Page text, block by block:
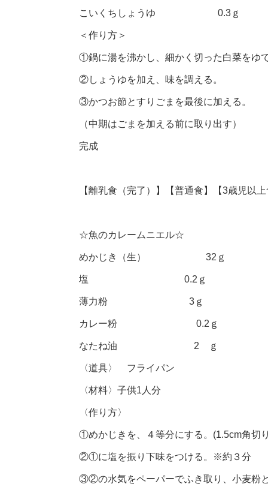
こいくちしょうゆ 0.3ｇ
＜作り方＞
①鍋に湯を沸かし、細かく切った白菜をゆで
②しょうゆを加え、味を調える。
③かつお節とすりごまを最後に加える。
（中期はごまを加える前に取り出す）
完成
【離乳食（完了）】【普通食】【3歳児以上
☆魚のカレームニエル☆
めかじき（生） 32ｇ
塩 0.2ｇ
薄力粉 3ｇ
カレー粉 0.2ｇ
なたね油 2 ｇ
〈道具〉 フライパン
〈材料〉子供1人分
〈作り方〉
①めかじきを、４等分にする。(1.5cm角切
②①に塩を振り下味をつける。※約３分
③②の水気をペーパーでふき取り、小麦粉